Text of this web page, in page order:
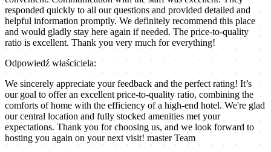
responded quickly to all our questions and provided detailed and
helpful information promptly. We definitely recommend this place
and would gladly stay here again if needed. The price-to-quality
ratio is excellent. Thank you very much for everything!
Odpowiedź właściciela:
We sincerely appreciate your feedback and the perfect rating! It’s
our goal to offer an excellent price-to-quality ratio, combining the
comforts of home with the efficiency of a high-end hotel. We're glad
our central location and fully stocked amenities met your
expectations. Thank you for choosing us, and we look forward to
hosting you again on your next visit! master Team